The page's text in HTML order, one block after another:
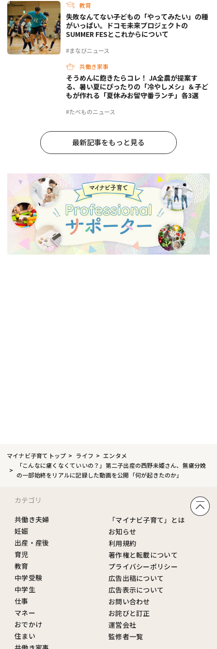
教育
#まなびニュース
失敗なんてない――子どもの「やってみたい」の種
がいっぱい。ドコモ未来プロジェクトの
SUMMER FESとこれからについて
共働き家事
#たべものニュース
そうめんに飽きたらコレ！ JA全農が提案す
る、暑い夏にぴったりの「冷やしメシ」＆子ど
もが作れる「夏休みお留守番ランチ」各3選
最新記事をもっと見る
マイナビ子育てトップ ライフ
エンタメ
「こんなに痛くなくていいの？」第二子出産の西野未姫さん、無痛分娩
の一部始終をリアルに記録した動画を公開「何が起きたのか」
カテゴリ
共働き夫婦
妊娠
出産・産後
育児
教育
中学受験
中学生
仕事
マネー
おでかけ
住まい
「マイナビ子育て」とは
お知らせ
利用規約
著作権と転載について
プライバシーポリシー
広告出稿について
広告表示について
お問い合わせ
お詫びと訂正
運営会社
監修者一覧